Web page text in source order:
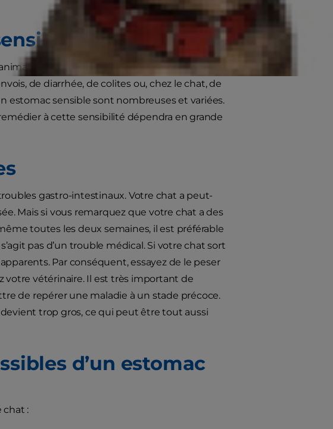
?
qui souffre fréquemment de troubles
de diarrhée, de colites ou, chez le chat, de
estomac sensible sont nombreuses et variées.
à cette sensibilité dépendra en grande
gastro-intestinaux. Votre chat a peut-
Mais si vous remarquez que votre chat a des
toutes les deux semaines, il est préférable
pas d’un trouble médical. Si votre chat sort
Par conséquent, essayez de le peser
votre vétérinaire. Il est très important de
de repérer une maladie à un stade précoce.
trop gros, ce qui peut être tout aussi
d’un estomac
chat :